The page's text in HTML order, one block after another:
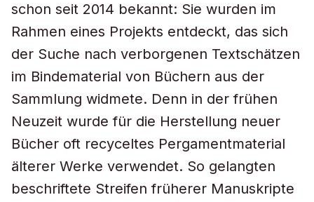
schon seit 2014 bekannt: Sie wurden im
Rahmen eines Projekts entdeckt, das sich
der Suche nach verborgenen Textschätzen
im Bindematerial von Büchern aus der
Sammlung widmete. Denn in der frühen
Neuzeit wurde für die Herstellung neuer
Bücher oft recyceltes Pergamentmaterial
älterer Werke verwendet. So gelangten
beschriftete Streifen früherer Manuskripte